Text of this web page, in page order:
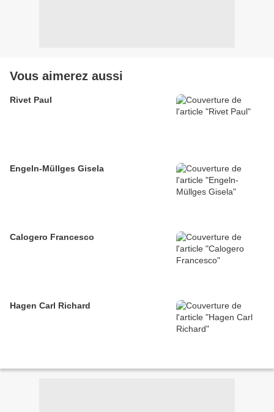
Vous aimerez aussi
Rivet Paul
Engeln-Müllges Gisela
Calogero Francesco
Hagen Carl Richard